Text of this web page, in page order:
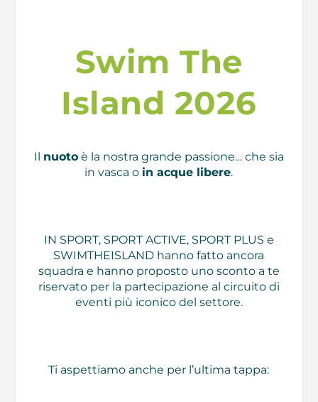
Swim The
Island 2026
Il nuotoè la nostra grande passione… che sia
in vasca o in acque libere.
IN SPORT, SPORT ACTIVE, SPORT PLUS e
SWIMTHEISLAND hanno fatto ancora
squadra e hanno proposto uno sconto a te
riservato per la partecipazione al circuito di
eventi più iconico del settore.
Ti aspettiamo anche per l’ultima tappa: